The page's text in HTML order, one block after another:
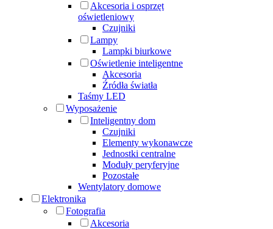
Akcesoria i osprzęt
oświetleniowy
Czujniki
Lampy
Lampki biurkowe
Oświetlenie inteligentne
Akcesoria
Źródła światła
Taśmy LED
Wyposażenie
Inteligentny dom
Czujniki
Elementy wykonawcze
Jednostki centralne
Moduły peryferyjne
Pozostałe
Wentylatory domowe
Elektronika
Fotografia
Akcesoria